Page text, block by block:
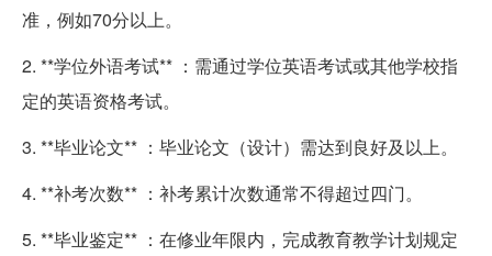
准，例如70分以上。
2. **学位外语考试** ：需通过学位英语考试或其他学校指
定的英语资格考试。
3. **毕业论文** ：毕业论文（设计）需达到良好及以上。
4. **补考次数** ：补考累计次数通常不得超过四门。
5. **毕业鉴定** ：在修业年限内，完成教育教学计划规定